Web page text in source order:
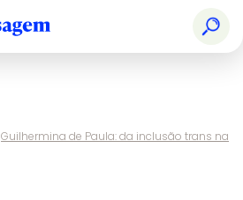
Guilhermina de Paula: da inclusão trans na